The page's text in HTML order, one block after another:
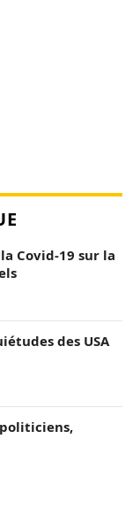
Covid-19 sur la
des USA